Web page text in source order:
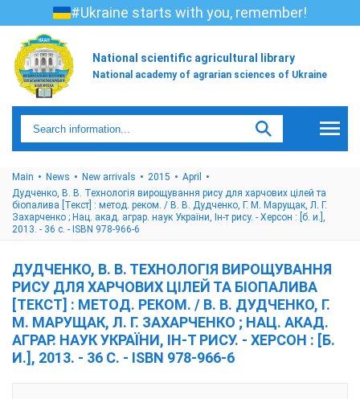
#Ukraine starts with you, remember!
National scientific agricultural library
National academy of agrarian sciences of Ukraine
Main News New arrivals 2015
April
Дудченко, В. В. Технологія вирощування рису для харчових цілей та
біопалива [Текст] : метод. реком. / В. В. Дудченко, Г. М. Марущак, Л. Г.
Захарченко ; Нац. акад. аграр. наук України, Ін-т рису. - Херсон : [б. и.],
2013. - 36 с. - ISBN 978-966-6
ДУДЧЕНКО, В. В. ТЕХНОЛОГІЯ ВИРОЩУВАННЯ
РИСУ ДЛЯ ХАРЧОВИХ ЦІЛЕЙ ТА БІОПАЛИВА
[ТЕКСТ] : МЕТОД. РЕКОМ. / В. В. ДУДЧЕНКО, Г.
М. МАРУЩАК, Л. Г. ЗАХАРЧЕНКО ; НАЦ. АКАД.
АГРАР. НАУК УКРАЇНИ, ІН-Т РИСУ. - ХЕРСОН : [Б.
И.], 2013. - 36 С. - ISBN 978-966-6